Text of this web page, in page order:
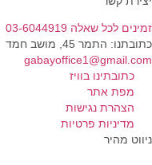
לכל שאלה 03-6044919
התמר 45, מושב חמד​
כתובתינו בוויז
מפת אתר
הצהרת נגישות
מדיניות פרטיות
מהיר